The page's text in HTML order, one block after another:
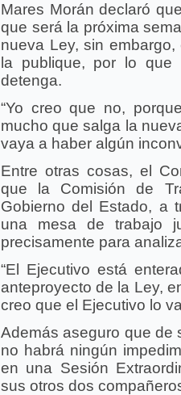
Mares Morán declaró
que será la próxima
nueva Ley, sin
la publique, por lo
detenga.
“Yo creo que no,
mucho que salga la
vaya a haber algún
Entre otras cosas, el
que la Comisión de
Gobierno del Estado, a
una mesa de trabajo
precisamente para
“El Ejecutivo está
anteproyecto de la Ley,
creo que el Ejecutivo lo
Además aseguro que de
no habrá ningún
en una Sesión
sus otros dos